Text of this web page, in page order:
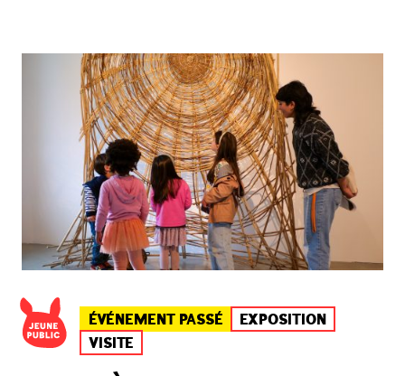
ÉVÉNEMENT PASSÉ
EXPOSITION
VISITE